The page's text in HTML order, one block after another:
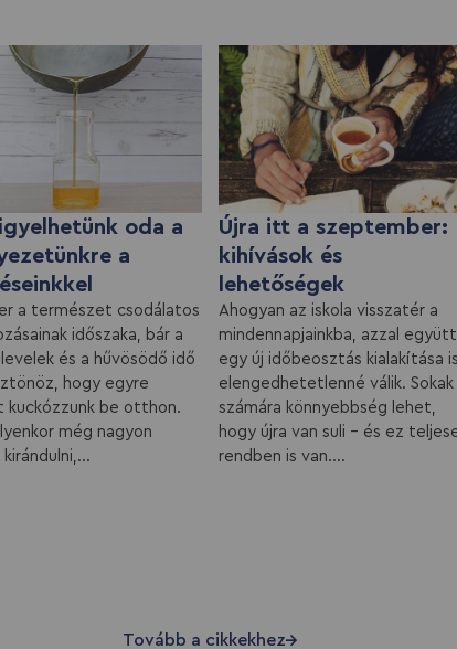
oda a
a
a természet csodálatos
időszaka, bár a
levelek és a hűvösödő idő
hogy egyre
kuckózzunk be otthon.
még nagyon
Újra itt a szeptember:
kihívások és
lehetőségek
Ahogyan az iskola visszatér a
mindennapjainkba, azzal együtt
egy új időbeosztás kialakítása is
elengedhetetlenné válik. Sokak
számára könnyebbség lehet,
hogy újra van suli – és ez
rendben is van....
Tovább a cikkekhez